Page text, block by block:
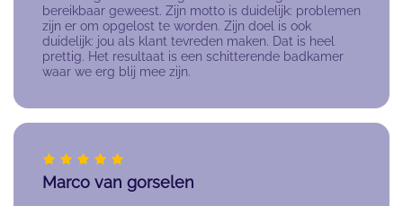
bereikbaar geweest. Zijn motto is duidelijk: problemen
zijn er om opgelost te worden. Zijn doel is ook
duidelijk: jou als klant tevreden maken. Dat is heel
prettig. Het resultaat is een schitterende badkamer
waar we erg blij mee zijn.
Marco van gorselen